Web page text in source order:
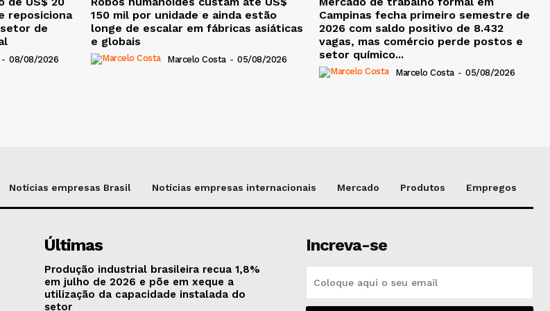
reposiciona
de
- 08/08/2026
150 mil por unidade e ainda estão
longe de escalar em fábricas asiáticas
e globais
Marcelo Costa - 05/08/2026
Campinas fecha primeiro semestre de
2026 com saldo positivo de 8.432
vagas, mas comércio perde postos e
setor químico...
Marcelo Costa - 05/08/2026
Notícias empresas Brasil Notícias empresas internacionais Mercado Produtos Empregos
Últimas
Produção industrial brasileira recua 1,8%
em julho de 2026 e põe em xeque a
utilização da capacidade instalada do
setor
Increva-se